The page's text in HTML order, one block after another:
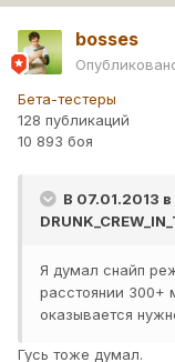
bosses
Бета-тестеры
128 публикаций
10 893 боя
В 07.01.2013
Я думал снайп
расстоянии 300+
оказывается
Гусь тоже думал.